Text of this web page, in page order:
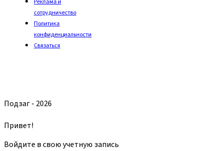
Реклама и
сотрудничество
Политика
конфиденциальности
Связаться
Подзаг - 2026
Привет!
Войдите в свою учетную запись